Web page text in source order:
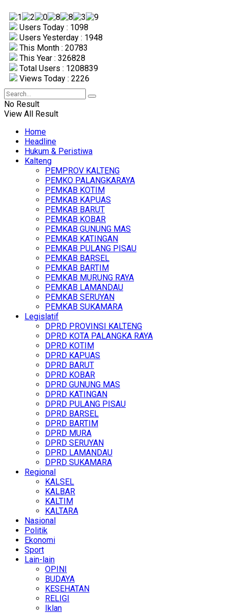
Users Today : 1098
Users Yesterday : 1948
This Month : 20783
This Year : 326828
Total Users : 1208839
Views Today : 2226
No Result
View All Result
Home
Headline
Hukum & Peristiwa
Kalteng
PEMPROV KALTENG
PEMKO PALANGKARAYA
PEMKAB KOTIM
PEMKAB KAPUAS
PEMKAB BARUT
PEMKAB KOBAR
PEMKAB GUNUNG MAS
PEMKAB KATINGAN
PEMKAB PULANG PISAU
PEMKAB BARSEL
PEMKAB BARTIM
PEMKAB MURUNG RAYA
PEMKAB LAMANDAU
PEMKAB SERUYAN
PEMKAB SUKAMARA
Legislatif
DPRD PROVINSI KALTENG
DPRD KOTA PALANGKA RAYA
DPRD KOTIM
DPRD KAPUAS
DPRD BARUT
DPRD KOBAR
DPRD GUNUNG MAS
DPRD KATINGAN
DPRD PULANG PISAU
DPRD BARSEL
DPRD BARTIM
DPRD MURA
DPRD SERUYAN
DPRD LAMANDAU
DPRD SUKAMARA
Regional
KALSEL
KALBAR
KALTIM
KALTARA
Nasional
Politik
Ekonomi
Sport
Lain-lain
OPINI
BUDAYA
KESEHATAN
RELIGI
Iklan